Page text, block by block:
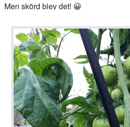
Men skörd blev det! 😀